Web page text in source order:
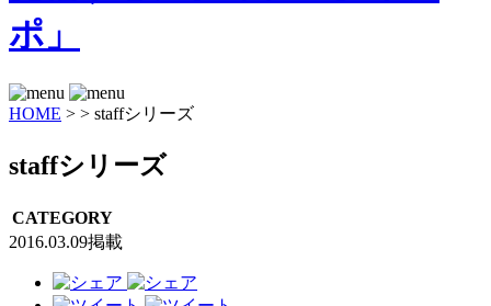
HOME > > staffシリーズ
staffシリーズ
CATEGORY
2016.03.09掲載